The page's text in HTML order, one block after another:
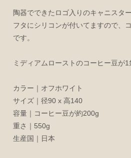
陶器でできたロゴ入りのキャニスター
フタにシリコンが付いてますので、
です。
ミディアムローストのコーヒー豆が1
カラー｜オフホワイト
サイズ｜径90 x 高140
容量｜コーヒー豆が約200g
重さ｜550g
生産国｜日本